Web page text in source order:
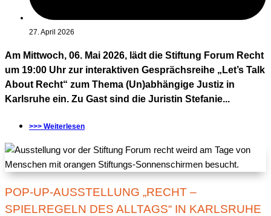
27. April 2026
Am Mittwoch, 06. Mai 2026, lädt die Stiftung Forum Recht
um 19:00 Uhr zur interaktiven Gesprächsreihe „Let’s Talk
About Recht“ zum Thema (Un)abhängige Justiz in
Karlsruhe ein. Zu Gast sind die Juristin Stefanie...
>>> Weiterlesen
POP-UP-AUSSTELLUNG „RECHT –
SPIELREGELN DES ALLTAGS“ IN KARLSRUHE